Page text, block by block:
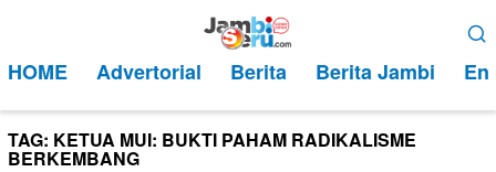
kontenMobile
HOME Advertorial Berita Berita Jambi
TAG: KETUA MUI: BUKTI PAHAM RADIKALISME
BERKEMBANG